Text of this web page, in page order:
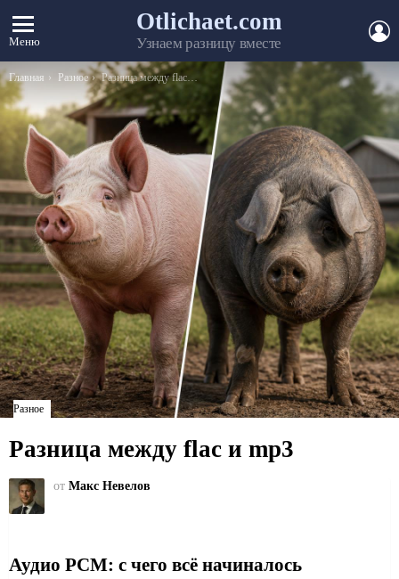
Меню
Otlichaet.com
Узнаем разницу вместе
Вы здесь:
Главная Разное Разница между flac и mp3
Разное
Разница между flac и mp3
от Макс Невелов
Аудио PCM: с чего всё начиналось